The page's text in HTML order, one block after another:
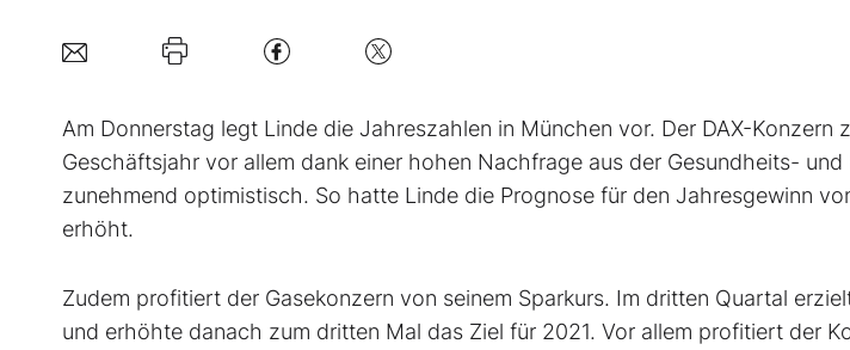
Am Donnerstag legt Linde die Jahreszahlen in München vor. Der DAX-Konzern
Geschäftsjahr vor allem dank einer hohen Nachfrage aus der Gesundheits- und
zunehmend optimistisch. So hatte Linde die Prognose für den Jahresgewinn
erhöht.
Zudem profitiert der Gasekonzern von seinem Sparkurs. Im dritten Quartal
und erhöhte danach zum dritten Mal das Ziel für 2021. Vor allem profitiert der